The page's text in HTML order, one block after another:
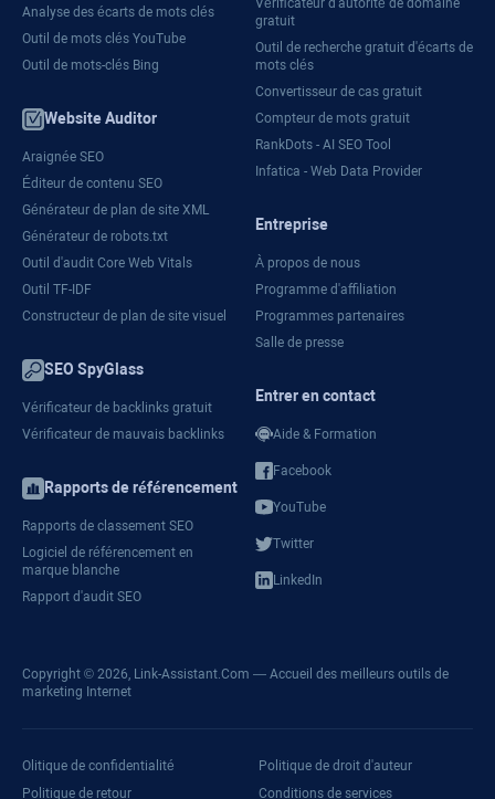
Analyse des écarts de mots clés
Outil de mots clés YouTube
Outil de mots-clés Bing
Website Auditor
Araignée SEO
Éditeur de contenu SEO
Générateur de plan de site XML
Générateur de robots.txt
Outil d'audit Core Web Vitals
Outil TF-IDF
Constructeur de plan de site visuel
SEO SpyGlass
Vérificateur de backlinks gratuit
Vérificateur de mauvais backlinks
Rapports de référencement
Rapports de classement SEO
Logiciel de référencement en
marque blanche
Rapport d'audit SEO
Vérificateur d'autorité de domaine
gratuit
Outil de recherche gratuit d'écarts de
mots clés
Convertisseur de cas gratuit
Compteur de mots gratuit
RankDots - AI SEO Tool
Infatica - Web Data Provider
Entreprise
À propos de nous
Programme d'affiliation
Programmes partenaires
Salle de presse
Entrer en contact
Aide & Formation
Facebook
YouTube
Twitter
LinkedIn
Copyright © 2026, Link-Assistant.Com — Accueil des meilleurs outils de
marketing Internet
olitique de confidentialité
Politique de droit d'auteur
Politique de retour
Conditions de services